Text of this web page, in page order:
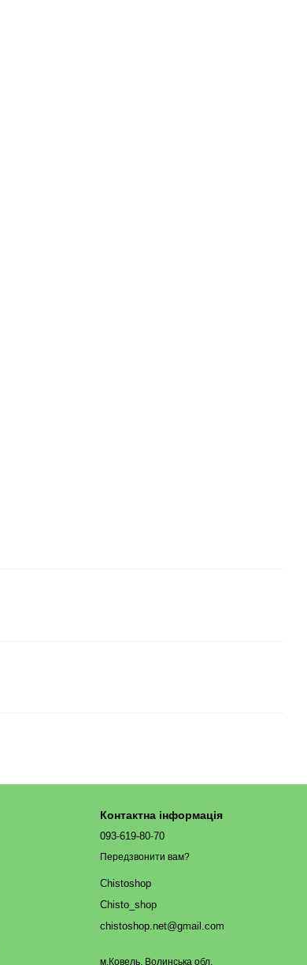
Контактна інформація
093-619-80-70
Передзвонити вам?
Chistoshop
Chisto_shop
chistoshop.net@gmail.com
м.Ковель, Волинська обл.